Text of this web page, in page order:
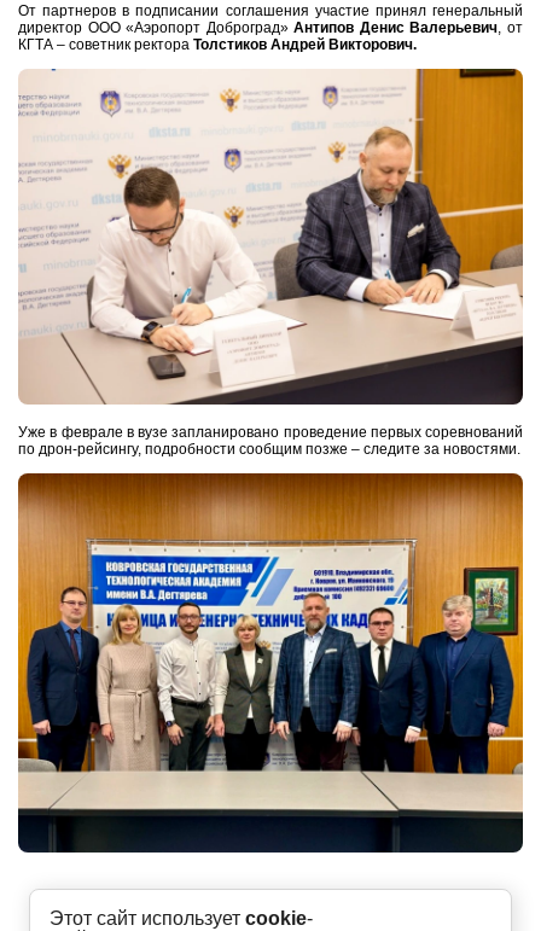
От партнеров в подписании соглашения участие принял генеральный
директор ООО «Аэропорт Доброград»Антипов Денис Валерьевич , от
КГТА – советник ректора Толстиков Андрей Викторович.
Уже в феврале в вузе запланировано проведение первых соревнований
по дрон-рейсингу, подробности сообщим позже – следите за новостями.
Этот сайт использует cookie-